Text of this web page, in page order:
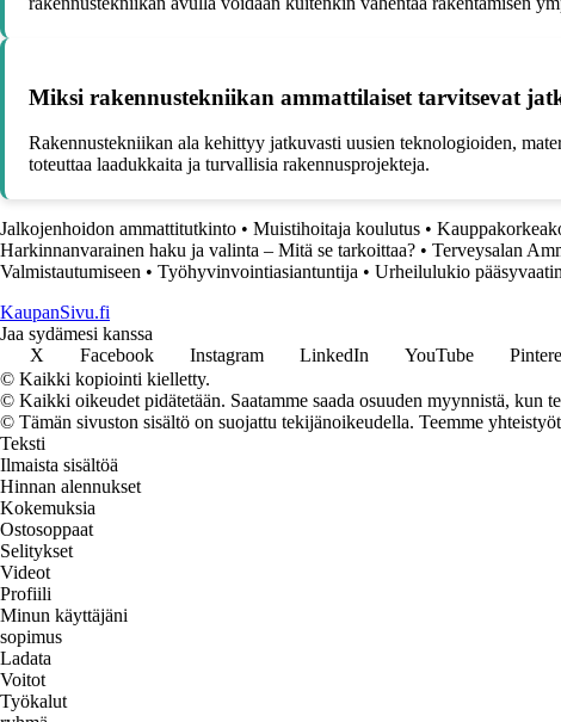
Miksi rakennustekniikan ammattilaiset tarvitsevat
Rakennustekniikan ala kehittyy jatkuvasti uusien teknologioiden,
toteuttaa laadukkaita ja turvallisia rakennusprojekteja.
Jalkojenhoidon ammattitutkinto • Muistihoitaja koulutus •
Harkinnanvarainen haku ja valinta – Mitä se tarkoittaa? • Terveysalan
Valmistautumiseen • Työhyvinvointiasiantuntija • Urheilulukio
KaupanSivu.fi
Jaa sydämesi kanssa
X
Facebook Instagram LinkedIn YouTube
© Kaikki kopiointi kielletty.
© Kaikki oikeudet pidätetään. Saatamme saada osuuden myynnistä, kun
© Tämän sivuston sisältö on suojattu tekijänoikeudella. Teemme
Teksti
Ilmaista sisältöä
Hinnan alennukset
Kokemuksia
Ostosoppaat
Selitykset
Videot
Profiili
Minun käyttäjäni
sopimus
Ladata
Voitot
Työkalut